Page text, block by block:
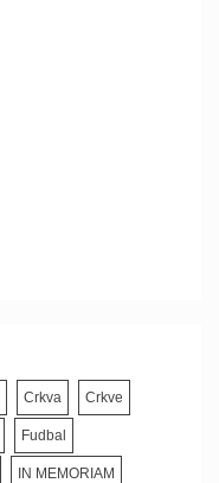
Crkva Crkve
Fudbal
IN MEMORIAM